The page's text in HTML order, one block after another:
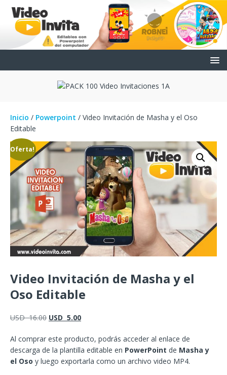
Inicio / Powerpoint / Video Invitación de Masha y el Oso
Editable
¡Oferta!
Video Invitación de Masha y el
Oso Editable
USD16.00 USD 5.00
Al comprar este producto, podrás acceder al enlace de
descarga de la plantilla editable en PowerPoint de Masha y
el Oso y luego exportarla como un archivo video MP4.